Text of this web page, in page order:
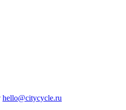
hello@citycycle.ru